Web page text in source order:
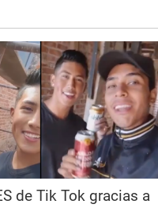
de Tik Tok gracias a